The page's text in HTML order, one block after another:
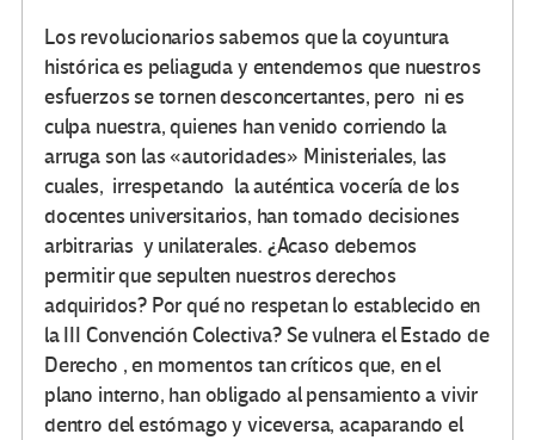
Los revolucionarios sabemos que la coyuntura
histórica es peliaguda y entendemos que nuestros
esfuerzos se tornen desconcertantes, pero ni es
culpa nuestra, quienes han venido corriendo la
arruga son las «autoridades» Ministeriales, las
cuales, irrespetando la auténtica vocería de los
docentes universitarios, han tomado decisiones
arbitrarias y unilaterales. ¿Acaso debemos
permitir que sepulten nuestros derechos
adquiridos? Por qué no respetan lo establecido en
la III Convención Colectiva? Se vulnera el Estado de
Derecho , en momentos tan críticos que, en el
plano interno, han obligado al pensamiento a vivir
dentro del estómago y viceversa, acaparando el